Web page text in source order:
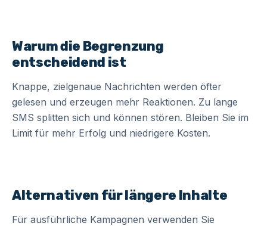
Warum die Begrenzung
entscheidend ist
Knappe, zielgenaue Nachrichten werden öfter
gelesen und erzeugen mehr Reaktionen. Zu lange
SMS splitten sich und können stören. Bleiben Sie im
Limit für mehr Erfolg und niedrigere Kosten.
Alternativen für längere Inhalte
Für ausführliche Kampagnen verwenden Sie